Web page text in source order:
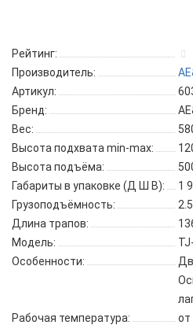
Рейтинг:
Производитель:
Артикул:
Бренд:
Вес:
Высота подхвата min-max:
Высота подъёма:
Габариты в упаковке (Д Ш В):
1
Грузоподъёмность:
Длина трапов:
Модель:
Особенности:
Рабочая температура:
от